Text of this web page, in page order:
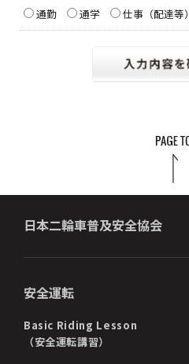
通勤 通学 仕事（配達等）
日本二輪車普及安全協会
安全運転
Basic Riding Lesson
（安全運転講習）